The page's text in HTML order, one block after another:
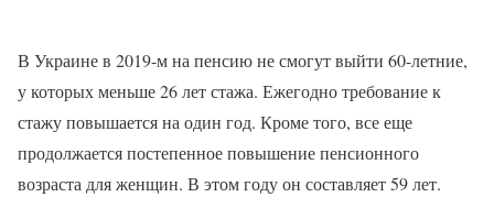
В Украине в 2019-м на пенсию не смогут выйти 60-летние,
у которых меньше 26 лет стажа. Ежегодно требование к
стажу повышается на один год. Кроме того, все еще
продолжается постепенное повышение пенсионного
возраста для женщин. В этом году он составляет 59 лет.